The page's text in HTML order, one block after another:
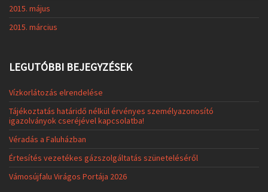
2015. május
2015. március
LEGUTÓBBI BEJEGYZÉSEK
Vízkorlátozás elrendelése
Tájékoztatás határidő nélkül érvényes személyazonosító
igazolványok cseréjével kapcsolatba!
Véradás a Faluházban
Értesítés vezetékes gázszolgáltatás szüneteléséről
Vámosújfalu Virágos Portája 2026